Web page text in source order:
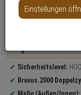
Produktinformationen
Sicherheitslevel:
Bravus.2000
Einstellungen